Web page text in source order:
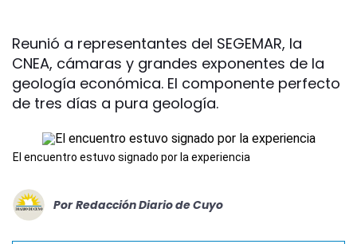
Reunió a representantes del SEGEMAR, la
CNEA, cámaras y grandes exponentes de la
geología económica. El componente perfecto
de tres días a pura geología.
El encuentro estuvo signado por la experiencia
Por Redacción Diario de Cuyo